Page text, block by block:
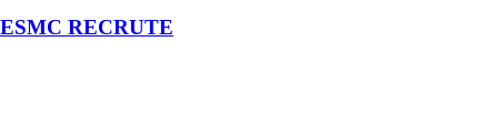
ESMC RECRUTE